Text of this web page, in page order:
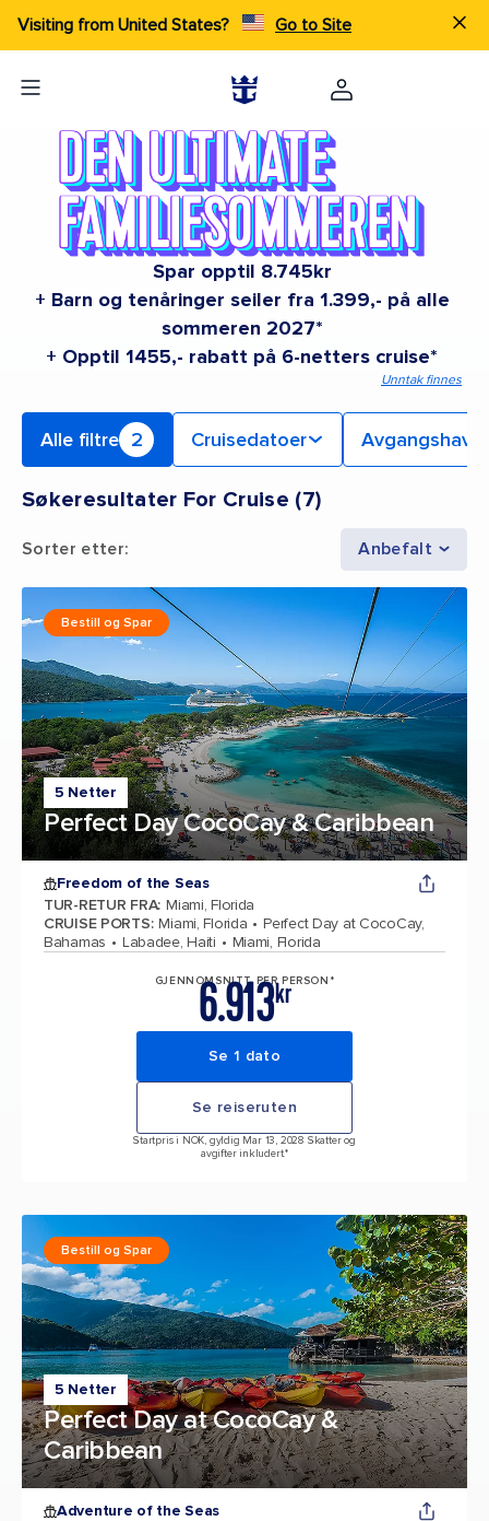
Visiting from United States? Go to Site
Spar opptil 8.745kr
+ Barn og tenåringer seiler fra 1.399,- på alle
sommeren 2027*
+ Opptil 1455,- rabatt på 6-netters cruise*
Unntak finnes
Alle filtre 2 Cruisedatoer Avgangshavn
Søkeresultater For Cruise (7)
Sorter etter: Anbefalt
5 Netter
Perfect Day CocoCay & Caribbean
Bestill og Spar
Freedom of the Seas
TUR-RETUR FRA: Miami, Florida
CRUISE PORTS: Miami, Florida
Perfect Day at CocoCay,
Bahamas
Labadee, Haiti Miami, Florida
GJENNOMSNITT PER PERSON*
kr
6.913
Se 1 dato
Se reiseruten
Startpris i NOK, gyldig Mar 13, 2028 Skatter og
avgifter inkludert.*
5 Netter
Perfect Day at CocoCay &
Caribbean
Bestill og Spar
Adventure of the Seas